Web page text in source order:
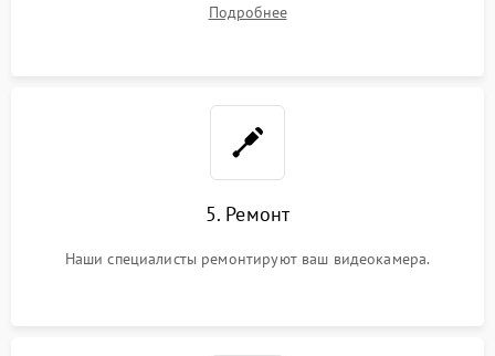
Подробнее
5. Ремонт
Наши специалисты ремонтируют ваш видеокамера.